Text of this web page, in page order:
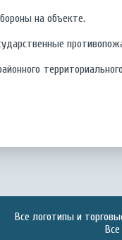
на объекте.
Все логотипы и